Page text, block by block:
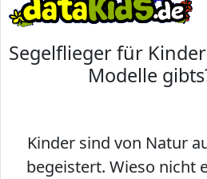
Segelflieger für
Modelle
Kinder sind von Natur
begeistert. Wieso nicht